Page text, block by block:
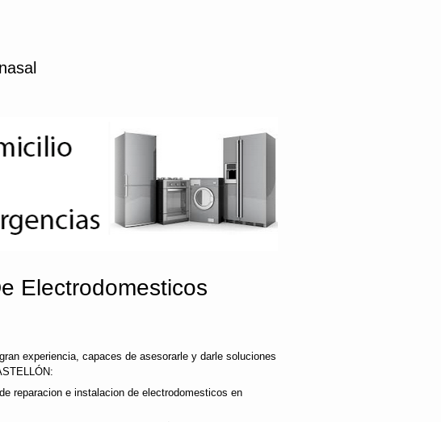
Electrodomesticos
experiencia, capaces de asesorarle y darle soluciones
de reparacion e instalacion de electrodomesticos en